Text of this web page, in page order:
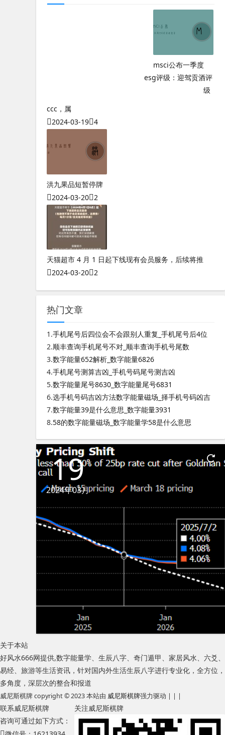
msci公布一季度
esg评级：迎驾贡酒评
级
ccc，属
2024-03-19 4
洪九果品短暂停牌
2024-03-20 2
天猫超市 4 月 1 日起下线现有会员服务，后续将推
2024-03-20 2
热门文章
1.手机尾号后四位会不会跟别人重复_手机尾号后4位
2.顺丰查询手机尾号不对_顺丰查询手机号尾数
3.数字能量652解析_数字能量6826
4.手机尾号测算吉凶_手机号码尾号测吉凶
5.数字能量尾号8630_数字能量尾号6831
6.选手机号码吉凶方法数字能量磁场_择手机号码凶吉
7.数字能量39是什么意思_数字能量3931
8.58的数字能量磁场_数字能量学58是什么意思
19
2024年03月
关于本站
好风水666网提供,数字能量学、生辰八字、奇门遁甲、家居风水、六爻、
易经、旅游等生活资讯，针对国内外生活生辰八字进行专业化，全方位，
多角度，深层次的整合和报道
威尼斯棋牌 copyright © 2023 本站由 威尼斯棋牌强力驱动 | | |
联系威尼斯棋牌
咨询可通过如下方式：
关注威尼斯棋牌